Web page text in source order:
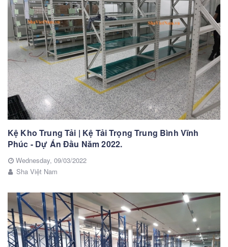
Kệ Kho Trung Tải | Kệ Tải Trọng Trung Bình Vĩnh
Phúc - Dự Án Đầu Năm 2022.
Wednesday, 09/03/2022
Sha Việt Nam